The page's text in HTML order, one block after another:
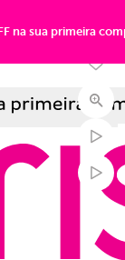
na sua primeira